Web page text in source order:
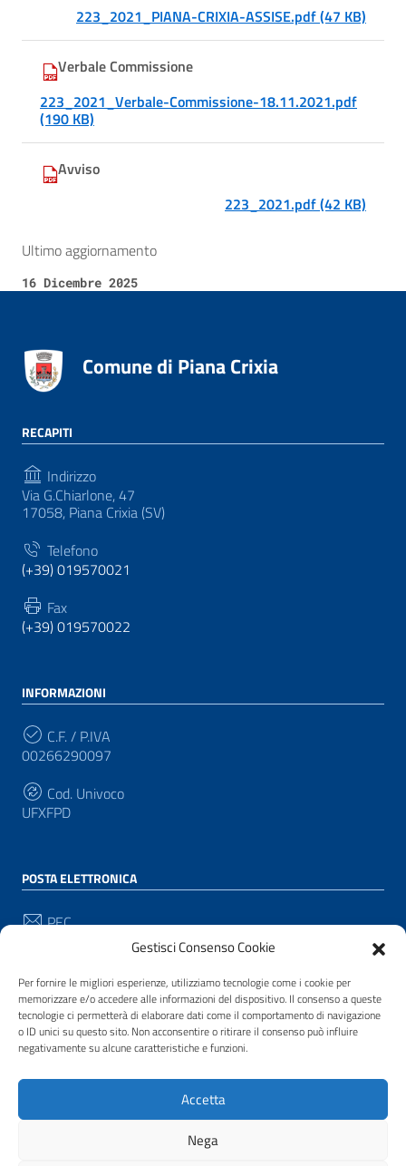
Gestisci Consenso Cookie
Per fornire le migliori esperienze, utilizziamo tecnologie come i cookie per
memorizzare e/o accedere alle informazioni del dispositivo. Il consenso a queste
tecnologie ci permetterà di elaborare dati come il comportamento di navigazione
o ID unici su questo sito. Non acconsentire o ritirare il consenso può influire
negativamente su alcune caratteristiche e funzioni.
Accetta
Nega
223_2021_PIANA-CRIXIA-ASSISE.pdf (47 KB)
Verbale Commissione
223_2021_Verbale-Commissione-18.11.2021.pdf
(190 KB)
Avviso
223_2021.pdf (42 KB)
Ultimo aggiornamento
16 Dicembre 2025
Comune di Piana Crixia
RECAPITI
Indirizzo
Via G.Chiarlone, 47
17058, Piana Crixia (SV)
Telefono
(+39) 019570021
Fax
(+39) 019570022
INFORMAZIONI
C.F. / P.IVA
00266290097
Cod. Univoco
UFXFPD
POSTA ELETTRONICA
PEC
protocollo@pec.comune.pianacrixia.sv.it
Email
protocollo@comune.pianacrixia.sv.it
Sezione Link UtiliNote legali
| Realizzato con